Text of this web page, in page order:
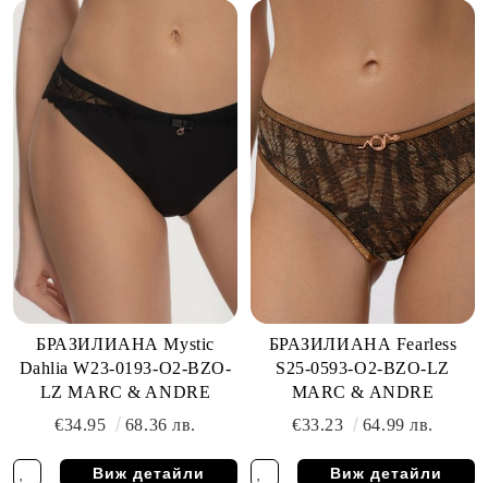
БРАЗИЛИАНА Mystic
Dahlia W23-0193-O2-BZO-
LZ MARC & ANDRE
€34.95
68.36 лв.
Виж детайли
БРАЗИЛИАНА Fearless
S25-0593-O2-BZO-LZ
MARC & ANDRE
€33.23
64.99 лв.
Виж детайли